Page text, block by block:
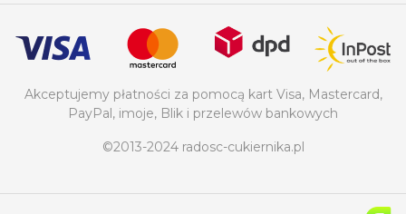
Akceptujemy płatności za pomocą kart Visa, Mastercard,
PayPal, imoje, Blik i przelewów bankowych
©2013-2024 radosc-cukiernika.pl